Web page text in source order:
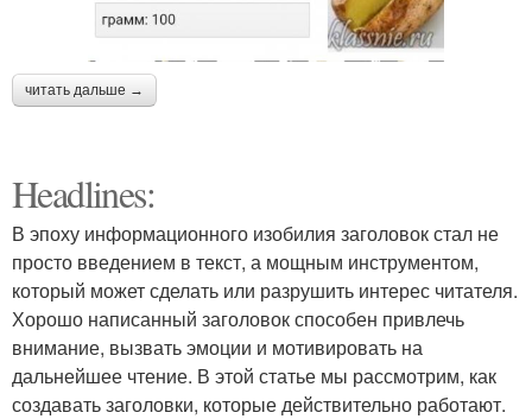
читать дальше →
Headlines:
В эпоху информационного изобилия заголовок стал не
просто введением в текст, а мощным инструментом,
который может сделать или разрушить интерес читателя.
Хорошо написанный заголовок способен привлечь
внимание, вызвать эмоции и мотивировать на
дальнейшее чтение. В этой статье мы рассмотрим, как
создавать заголовки, которые действительно работают.